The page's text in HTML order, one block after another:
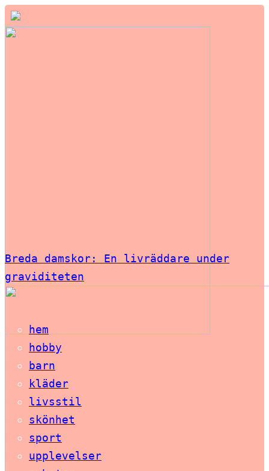
Breda damskor: En livräddare under
graviditeten
hem
hobby
barn
kläder
livsstil
skönhet
sport
upplevelser